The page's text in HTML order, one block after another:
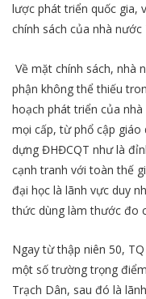
lược phát triển quốc gia,
chính sách của nhà
Về mặt chính sách, nhà
phận không thể thiếu
hoạch phát triển của
mọi cấp, từ phổ cập
dựng ĐHĐCQT như là
cạnh tranh với toàn thế
đại học là lãnh vực duy
thức dùng làm thước đo
Ngay từ thập niên 50,
một số trường trọng
Trạch Dân, sau đó là